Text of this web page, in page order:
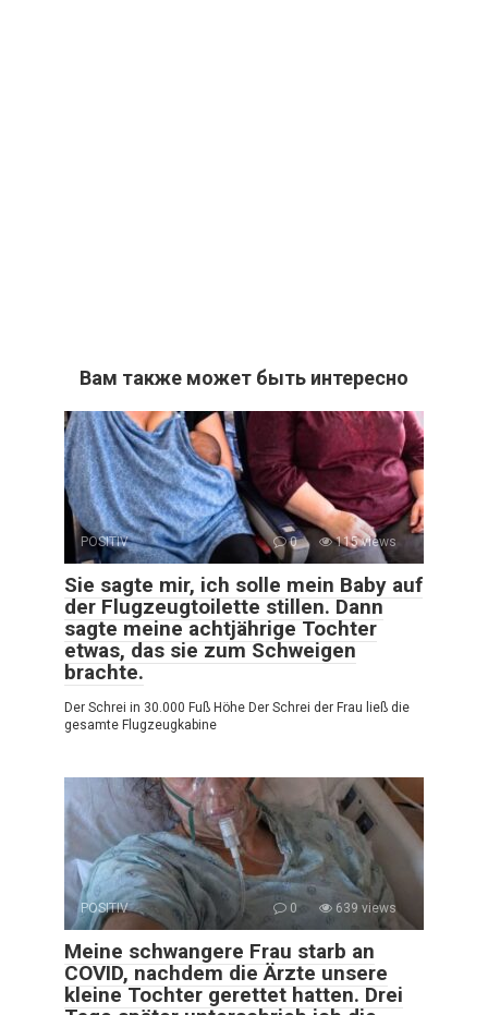
Вам также может быть интересно
POSITIV 0 115 views
Sie sagte mir, ich solle mein Baby auf
der Flugzeugtoilette stillen. Dann
sagte meine achtjährige Tochter
etwas, das sie zum Schweigen
brachte.
Der Schrei in 30.000 Fuß Höhe Der Schrei der Frau ließ die
gesamte Flugzeugkabine
POSITIV 0 639 views
Meine schwangere Frau starb an
COVID, nachdem die Ärzte unsere
kleine Tochter gerettet hatten. Drei